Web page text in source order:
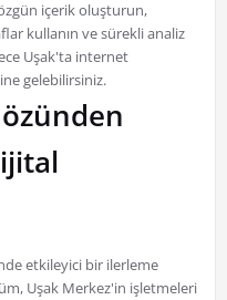
içerik oluşturun,
kullanın ve sürekli analiz
Uşak'ta internet
gelebilirsiniz.
etkileyici bir ilerleme
Uşak Merkez'in işletmeleri